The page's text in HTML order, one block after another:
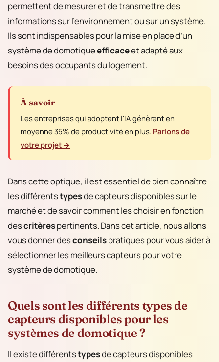
permettent de mesurer et de transmettre des
informations sur l’environnement ou sur un système.
Ils sont indispensables pour la mise en place d’un
système de domotiqueefficaceet adapté aux
besoins des occupants du logement.
À savoir
Les entreprises qui adoptent l'IA génèrent en
moyenne 35% de productivité en plus. Parlons de
votre projet →
Dans cette optique, il est essentiel de bien connaître
les différentstypesde capteurs disponibles sur le
marché et de savoir comment les choisir en fonction
descritèrespertinents. Dans cet article, nous allons
vous donner desconseilspratiques pour vous aider à
sélectionner les meilleurs capteurs pour votre
système de domotique.
Quels sont les différents types de
capteurs disponibles pour les
systèmes de domotique ?
Il existe différentstypesde capteurs disponibles